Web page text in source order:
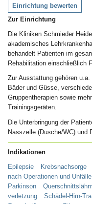
Einrichtung bewerten
Zur Einrichtung
Die Kliniken Schmieder
akademisches
behandelt Patienten im
Rehabilitation einschließlich
Zur Ausstattung gehören
Bäder und Güsse,
Gruppentherapien sowie
Trainingsgeräten.
Die Unterbringung der
Nasszelle (Dusche/WC) und
Indikationen
Epilepsie Krebsnachsorge
nach Operationen und
Parkinson
verletzung
Schädel-Hirn-